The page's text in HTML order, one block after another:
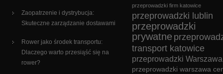
Zaopatrzenie i dystrybucja:
Skuteczne zarządzanie dostawami
Rower jako środek transportu:
Dlaczego warto przesiąść się na
rower?
przeprowadzki firm katowice
przeprowadzki lublin
przeprowadzki
prywatne
transport katowice
przeprowadzki Warszawa
przeprowadzki warszawa